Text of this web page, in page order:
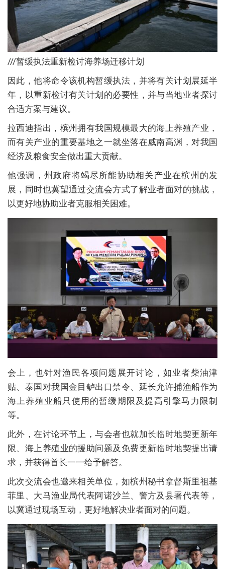
///暂缓执法重新检讨海养场迁移计划
因此，他将命令该机构暂缓执法，并将有关计划展延半
年，以重新检讨有关计划的必要性，并与当地业者探讨
合适方案与建议。
拉西迪指出，槟州拥有我国规模最大的海上养殖产业，
而有关产业的重要基地之一就坐落在威南高渊，对我国
经济及粮食安全做出重大贡献。
他强调，州政府将竭尽所能协助相关产业在槟州的发
展，同时也冀望通过交流会方式了解业者面对的挑战，
以更好地协助业者克服相关困难。
会上，也针对渔民各项问题展开讨论，如业者柴油津
贴、泰国对我国金目鲈出口禁令、延长允许捕渔船作为
海上养殖业船只使用的暂缓期限及提高引擎马力限制
等。
此外，在讨论环节上，与会者也就加长临时地契更新年
限、海上养殖业的援助问题及免费更新临时地契提出请
求，并获得首长一一给予解答。
此次交流会也邀来相关单位，如槟州秘书拿督斯里祖基
菲里、大马渔业局代表阿诺沙兰、警方及县署代表等，
以冀通过现场互动，更好地解决业者面对的问题。